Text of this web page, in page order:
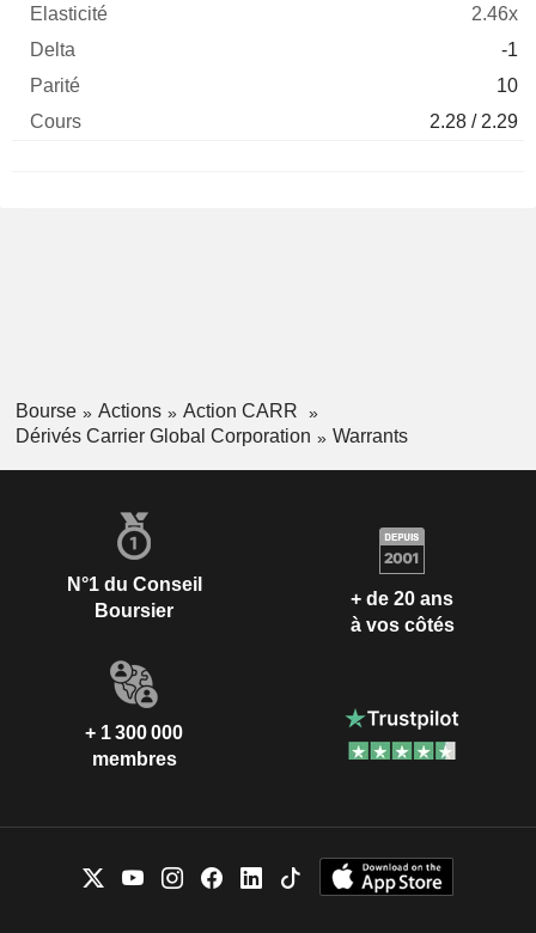
2.46x
-1
10
2.28 / 2.29
Bourse Actions
Action CARR
Dérivés Carrier Global Corporation
Warrants
N°1 du Conseil
Boursier
+ de 20 ans
à vos côtés
+ 1 300 000
membres